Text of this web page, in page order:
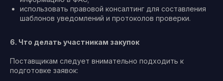
использовать правовой консалтинг для составления
шаблонов уведомлений и протоколов проверки.
6. Что делать участникам закупок
Поставщикам следует внимательно подходить к
подготовке заявок: